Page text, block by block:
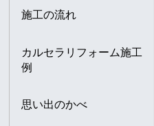
施工の流れ
カルセラリフォーム施工
例
思い出のかべ